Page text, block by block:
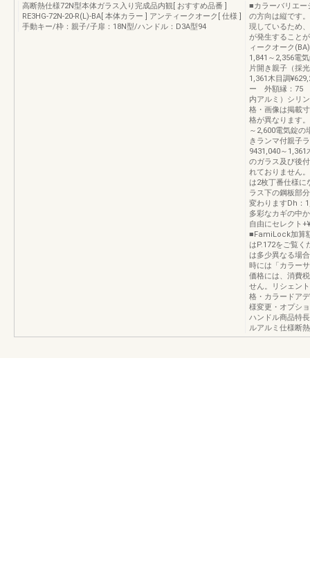
高断熱仕様72N型本体ガラス入り完成品内観[ おすすめ品番 ]
RE3HG-72N-20-R(L)-BA[ 本体カラー ] アンティークオーク[ 仕様 ]
手動キー/枠：親子/子扉：18N型/ハンドル：D3A型94
■カラーバリエー
の方向は縦です
現しているため
が発生すること
ィークオーク
1,841～2,356電
片開き親子（採
1,361木目調
ー 外額縁：75
内アルミ）シリ
格・画像は掲載
格が異なります
～2,600電気錠の
きランマ付親子
9431,040～1,361
のガラス及び後
れておりません
は2枚丁番仕様に
ラス下の鋼板部
変わりますDh：
多彩なカギの中
自由にセレクト
■FamiLock加算
はP.172をご覧く
は多少異なる場
時には「カラー
価格には、消費
せん。リシェン
格・カラードア
様変更・オプシ
ハンドル商品特
ルアルミ仕様断